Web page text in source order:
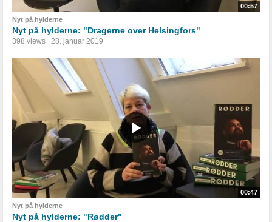
00:57
Nyt på hylderne
Nyt på hylderne: "Dragerne over Helsingfors"
398 views 28. januar 2019
00:47
Nyt på hylderne
Nyt på hylderne: "Rødder"